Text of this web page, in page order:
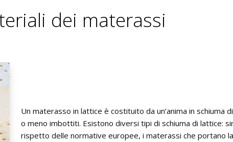
dei materassi
Un materasso in lattice è costituito da un’anima in schiuma
o meno imbottiti. Esistono diversi tipi di schiuma di lattice:
rispetto delle normative europee, i materassi che portano